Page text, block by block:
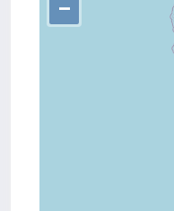
–